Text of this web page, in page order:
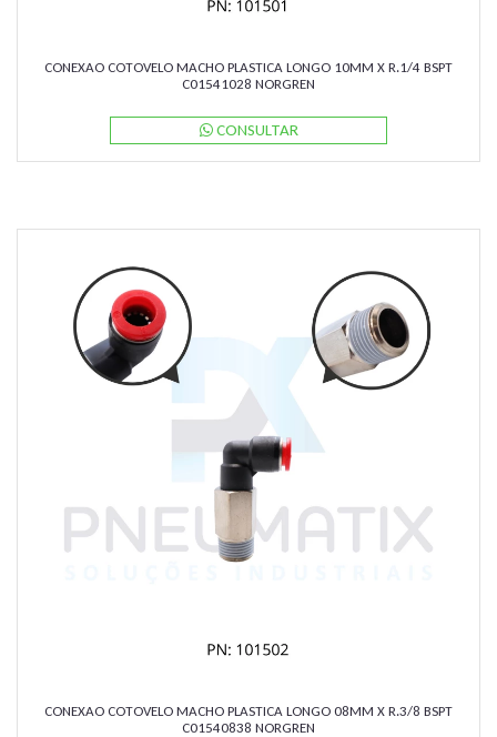
CONEXAO COTOVELO MACHO PLASTICA LONGO 10MM X R.1/4 BSPT
C01541028 NORGREN
CONSULTAR
CONEXAO COTOVELO MACHO PLASTICA LONGO 08MM X R.3/8 BSPT
C01540838 NORGREN